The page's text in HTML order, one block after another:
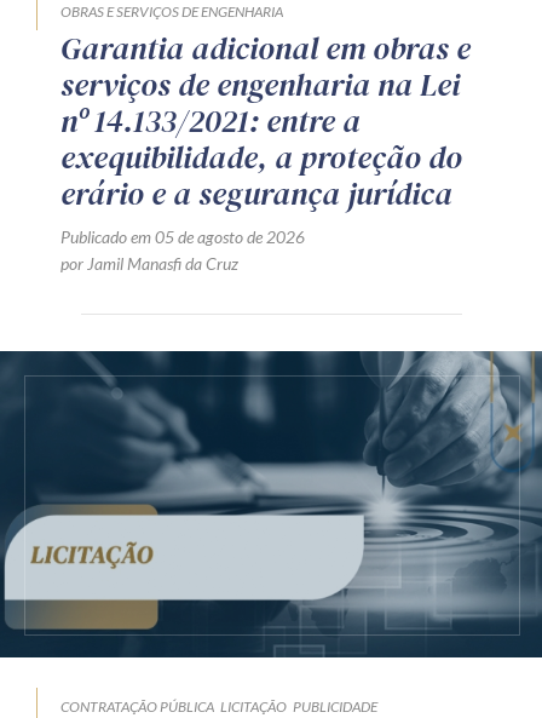
OBRAS E SERVIÇOS DE ENGENHARIA
Garantia adicional em obras e
serviços de engenharia na Lei
nº 14.133/2021: entre a
exequibilidade, a proteção do
erário e a segurança jurídica
Publicado em 05 de agosto de 2026
por Jamil Manasfi da Cruz
CONTRATAÇÃO PÚBLICA LICITAÇÃO PUBLICIDADE